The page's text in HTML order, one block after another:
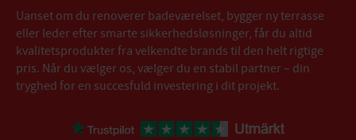
Uanset om du renoverer badeværelset, bygger ny terrasse
eller leder efter smarte sikkerhedsløsninger, får du altid
kvalitetsprodukter fra velkendte brands til den helt rigtige
pris. Når du vælger os, vælger du en stabil partner – din
tryghed for en succesfuld investering i dit projekt.